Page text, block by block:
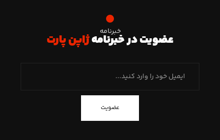
خبرنامه
عضویت در خبرنامهژاپن پارت
عضویت